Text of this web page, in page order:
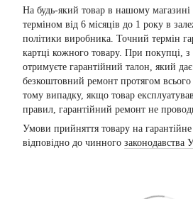
На будь-який товар в нашому магазині
терміном від 6 місяців до 1 року в
політики виробника. Точний термін
картці кожного товару. При покупці, з
отримуєте гарантійний талон, який
безкоштовний ремонт протягом всього
тому випадку, якщо товар
правил, гарантійний ремонт не
Умови прийняття товару на
відповідно до чинного законодавства